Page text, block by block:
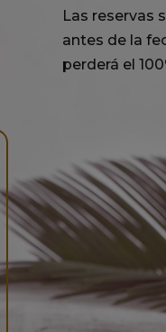
Las reservas
antes de la
perderá el